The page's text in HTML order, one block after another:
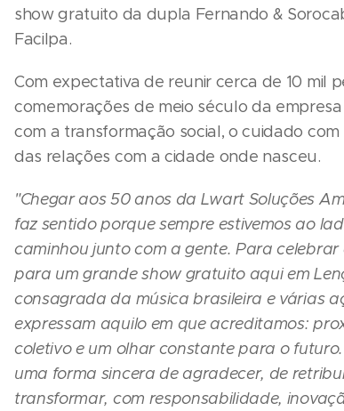
show gratuito da dupla Fernando &
Facilpa.
Com expectativa de reunir cerca de 10 mil
comemorações de meio século da
com a transformação social, o cuidado
das relações com a cidade onde nasceu.
"Chegar aos 50 anos da Lwart Soluções
faz sentido porque sempre estivemos ao
caminhou junto com a gente. Para
para um grande show gratuito aqui em
consagrada da música brasileira e várias
expressam aquilo em que acreditamos:
coletivo e um olhar constante para o
uma forma sincera de agradecer, de
transformar, com responsabilidade,